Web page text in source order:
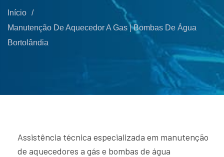
Início /
Manutenção De Aquecedor A Gas | Bombas De Água
Bortolândia
Assistência técnica especializada em manutenção
de aquecedores a gás e bombas de água